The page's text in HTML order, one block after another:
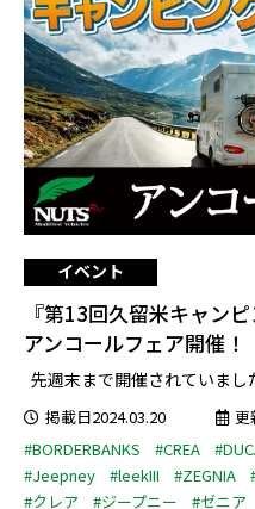
イベント
『第13回久留米キャン
アンコールフェア開催！
先週末まで開催されていまし
掲載日2024.03.20
更
#BORDERBANKS
#CREA
#Jeepney
#leekIII #ZEGNIA
#クレア
#ジープニー #ゼニア